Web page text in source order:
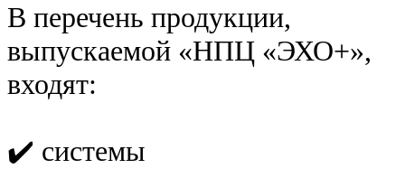
В перечень продукции,
выпускаемой «НПЦ «ЭХО+»,
входят:
✔️ системы